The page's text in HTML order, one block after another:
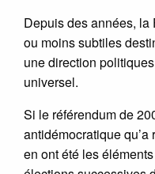
Depuis des années, la
ou moins subtiles
une direction
universel.
Si le référendum de
antidémocratique
en ont été les